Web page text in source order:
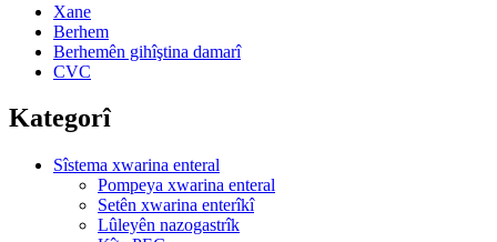
Xane
Berhem
Berhemên gihîştina damarî
CVC
Kategorî
Sîstema xwarina enteral
Pompeya xwarina enteral
Setên xwarina enterîkî
Lûleyên nazogastrîk